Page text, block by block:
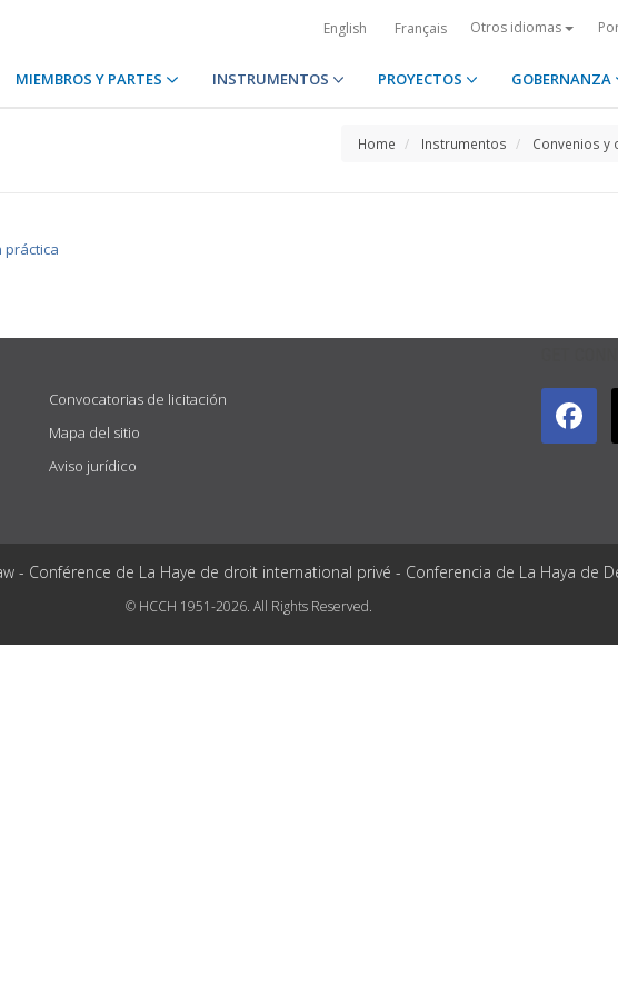
English Français Otros idiomas
MIEMBROS Y PARTES INSTRUMENTOS PROYECTOS GOBERNANZA
Home Instrumentos Convenios y
práctica
Convocatorias de licitación
Mapa del sitio
Aviso jurídico
- Conférence de La Haye de droit international privé - Conferencia de La Haya de
© HCCH 1951-2026. All Rights Reserved.